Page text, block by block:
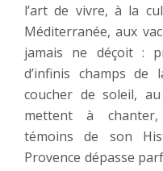
l’art de vivre, à la
Méditerranée, aux
jamais ne déçoit :
d’infinis champs de
coucher de soleil,
mettent à chanter,
témoins de son
Provence dépasse